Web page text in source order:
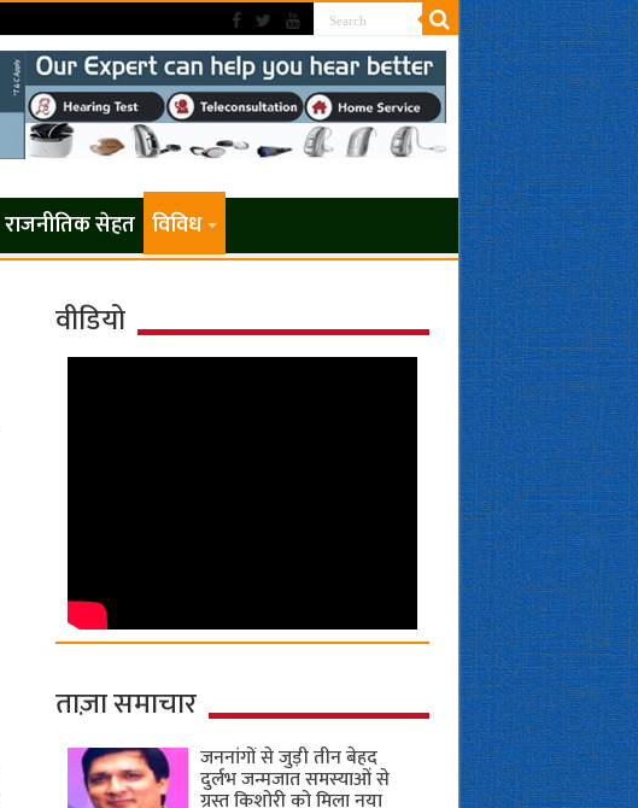
राजनीतिक सेहत विविध
वीडियो
ताज़ा समाचार
जननांगों से जुड़ी तीन बेहद
दुर्लभ जन्मजात समस्याओं से
ग्रस्त किशोरी को मिला नया